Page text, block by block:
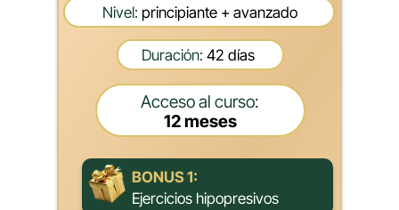
Acceso al curso:
12 meses
Duración: 42 días
Nivel: principiante + avanzado
Ejercicios hipopresivos
BONUS 1: